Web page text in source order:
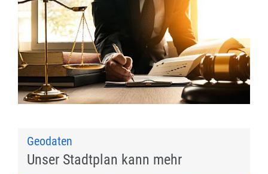
Geodaten
Unser Stadtplan kann mehr